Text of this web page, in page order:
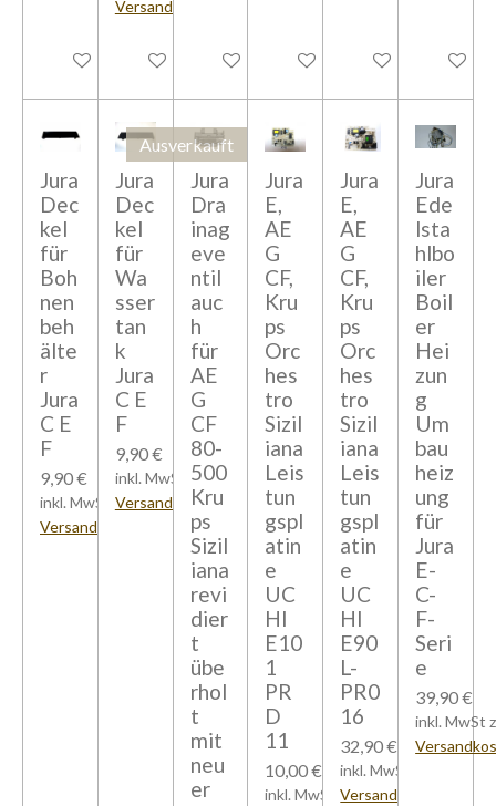
In den Warenkorb
Versandkosten
In den WarenkorbIn den WarenkorbBei VerfügbarkeitIn den Warenkorb
In den
Jura
Dec
kel
für
Boh
nen
beh
älte
r
Jura
C E
F
9,90 €
inkl. MwSt zzgl.
Versandkosten
Jura
Dec
kel
für
Wa
sser
tan
k
Jura
C E
F
9,90 €
inkl. MwSt zzgl.
Versandkosten
Ausverkauft
Jura
Dra
inag
eve
ntil
auc
h
für
AE
G
CF
80-
500
Kru
ps
Sizil
iana
revi
dier
t
übe
rhol
t
mit
neu
er
Jura
E,
AE
G
CF,
Kru
ps
Orc
hes
tro
Sizil
iana
Leis
tun
gspl
atin
e
UC
HI
E10
1
PR
D
11
10,00 €
inkl. MwSt zzgl.
Jura
E,
AE
G
CF,
Kru
ps
Orc
hes
tro
Sizil
iana
Leis
tun
gspl
atin
e
UC
HI
E90
L-
PR0
16
32,90 €
inkl. MwSt zzgl.
Versandkosten
Jura
Ede
lsta
hlbo
iler
Boil
er
Hei
zun
g
Um
bau
heiz
ung
für
Jura
E-
C-
F-
Seri
e
39,90 €
inkl. MwSt